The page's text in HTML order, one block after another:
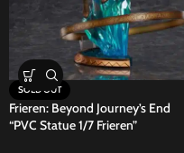
SOLD OUT
Frieren: Beyond Journey’s End
“PVC Statue 1/7 Frieren”